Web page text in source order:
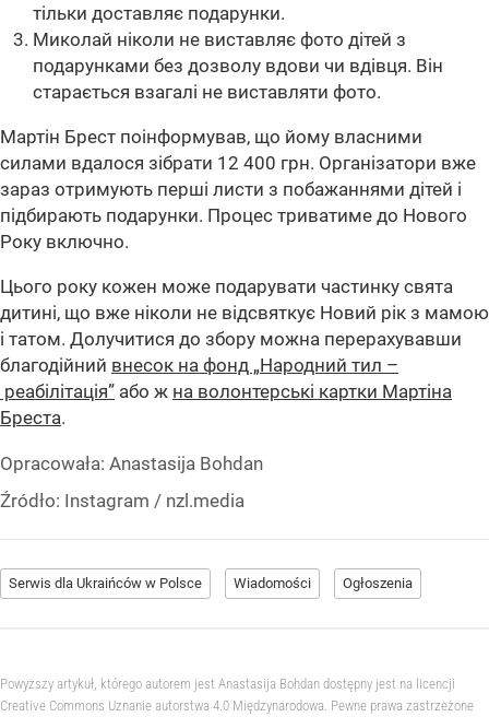
тільки доставляє подарунки.
Миколай ніколи не виставляє фото дітей з
подарунками без дозволу вдови чи вдівця. Він
старається взагалі не виставляти фото.
Мартін Брест поінформував, що йому власними
силами вдалося зібрати 12 400 грн. Організатори вже
зараз отримують перші листи з побажаннями дітей і
підбирають подарунки. Процес триватиме до Нового
Року включно.
Цього року кожен може подарувати частинку свята
дитині, що вже ніколи не відсвяткує Новий рік з мамою
і татом. Долучитися до збору можна перерахувавши
благодійний внесок на фонд „Народний тил –
реабілітація” або ж на волонтерські картки Мартіна
Бреста.
Opracowała: Anastasija Bohdan
Źródło: Instagram / nzl.media
Serwis dla Ukraińców w Polsce Wiadomości Ogłoszenia
Powyższy artykuł, którego autorem jest Anastasija Bohdan dostępny jest na licencji
Creative Commons Uznanie autorstwa 4.0 Międzynarodowa. Pewne prawa zastrzeżone